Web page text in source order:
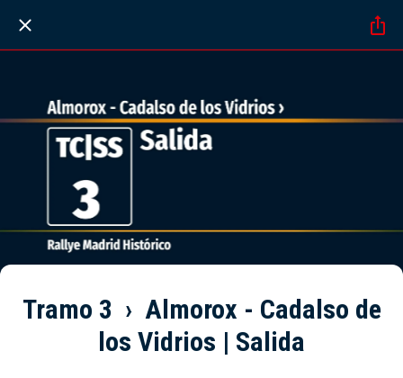
Tramo 3 › Almorox - Cadalso de
los Vidrios | Salida